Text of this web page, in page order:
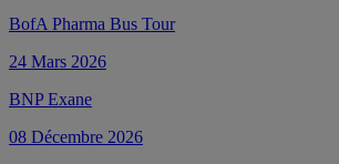
BofA Pharma Bus Tour
24 Mars 2026
BNP Exane
08 Décembre 2026